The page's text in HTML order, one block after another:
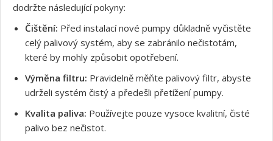
dodržte následující pokyny:
Čištění: Před instalací nové pumpy důkladně vyčistěte
celý palivový systém, aby se zabránilo nečistotám,
které by mohly způsobit opotřebení.
Výměna filtru: Pravidelně měňte palivový filtr, abyste
udrželi systém čistý a předešli přetížení pumpy.
Kvalita paliva: Používejte pouze vysoce kvalitní, čisté
palivo bez nečistot.